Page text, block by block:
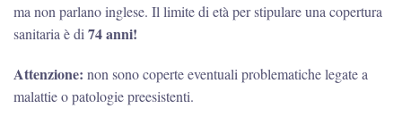
ma non parlano inglese. Il limite di età per stipulare una copertura
sanitaria è di 74 anni!
Attenzione: non sono coperte eventuali problematiche legate a
malattie o patologie preesistenti.